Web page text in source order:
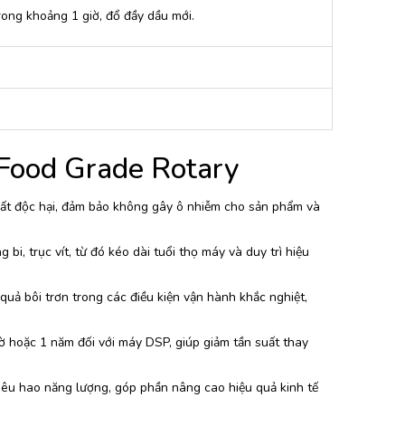
khoảng 1 giờ, đổ đầy dầu mới.
Grade Rotary
độc hại, đảm bảo không gây ô nhiễm cho sản phẩm và
bi, trục vít, từ đó kéo dài tuổi thọ máy và duy trì hiệu
bôi trơn trong các điều kiện vận hành khắc nghiệt,
1 năm đối với máy DSP, giúp giảm tần suất thay
hao năng lượng, góp phần nâng cao hiệu quả kinh tế